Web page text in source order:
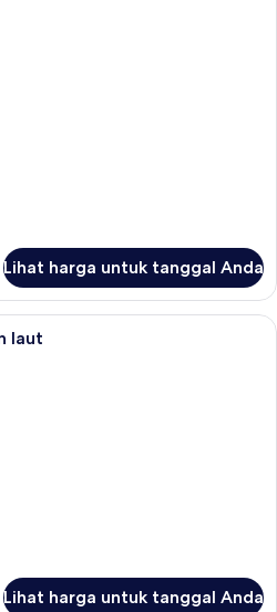
Lihat harga untuk tanggal Anda
Suite Junior, pemandangan laut |
laut
Lihat harga untuk tanggal Anda